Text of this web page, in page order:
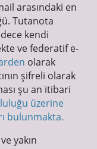
arasındaki en
Tutanota
kendi
ve federatif e-
olarak
şifreli olarak
şu an itibari
üzerine
bulunmakta.
yakın